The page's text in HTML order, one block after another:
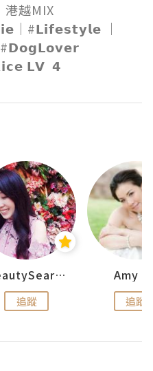
越MIX
#𝗟𝗶𝗳𝗲𝘀𝘁𝘆𝗹𝗲 ｜
𝗟𝗩  𝟰
BeautySearch
追蹤
Amy
追蹤